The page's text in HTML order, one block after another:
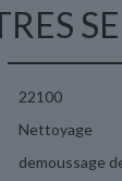
22100
Nettoyage
demoussage